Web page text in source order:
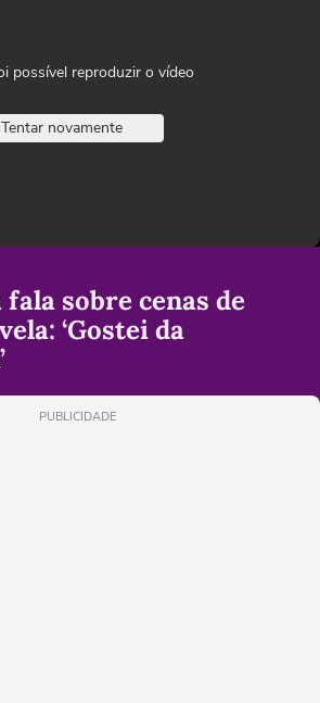
possível reproduzir o vídeo
Tentar novamente
fala sobre cenas de
‘Gostei da
PUBLICIDADE